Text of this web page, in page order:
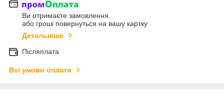
Ви отримаєте замовлення
або гроші повернуться на вашу картку
Детальніше
Післяплата
Всі умови оплати